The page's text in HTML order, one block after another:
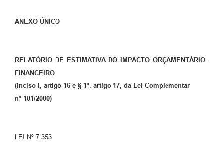
ANEXO ÚNICO
RELATÓRIO DE ESTIMATIVA DO IMPACTO ORÇAMENTÁRIO-
FINANCEIRO
(Inciso I, artigo 16 e § 1º, artigo 17, da Lei Complementar
nº 101/2000)
LEI Nº 7.353